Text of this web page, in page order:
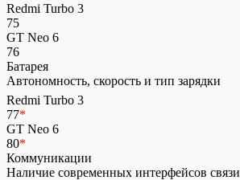
Redmi Turbo 3
75
GT Neo 6
76
Батарея
Автономность, скорость и тип зарядки
Redmi Turbo 3
77*
GT Neo 6
80*
Коммуникации
Наличие современных интерфейсов связи